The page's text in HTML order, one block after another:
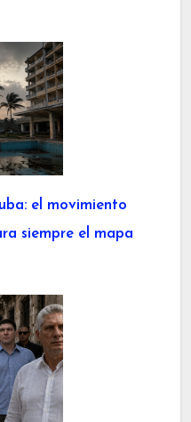
el movimiento
siempre el mapa